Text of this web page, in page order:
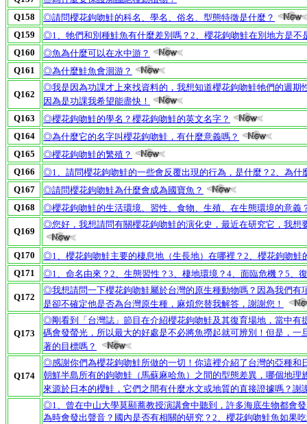
Q158
◎請問櫻花鉤吻鮭的科名、學名、俗名、型態特徵是什麼？
Q159
◎1、牠們和別種鮭魚有什麼差別嗎？2、櫻花鉤吻鮭在別地方是不
Q160
◎魚為什麼可以在水中游？
Q161
◎為什麼鮭魚會洄游？
Q162
◎我是因為功課才上來找資料的，我想知道櫻花鉤吻鮭牠們的週期
因為是功課我希望能盡快！
Q163
◎櫻花鉤吻鮭的學名？櫻花鉤吻鮭的英文名字？
Q164
◎為什麼它的名字叫櫻花鉤吻鮭，有什麼意義嗎？
Q165
◎櫻花鉤吻鮭的繁殖？
Q166
◎1、請問櫻花鉤吻鮭的一些會反覆出現的行為，是什麼？2、為什
Q167
◎請問櫻花鉤吻鮭為什麼會成為國寶魚？
Q168
◎櫻花鉤吻鮭的生活環境、習性、食物、生殖、在生態環境的意義
Q169
◎您好，我想請問有關櫻花鉤吻鮭的演化史，最近在研究它，我
Q170
◎1、櫻花鉤吻鮭主要的棲息地（生長地）在哪裡？2、櫻花鉤吻鮭
Q171
◎1、命名由來？2、生態習性？3、棲地環境？4、面臨危機？5、
Q172
◎我想請問一下櫻花鉤吻鮭屬於台灣的原生種動物嗎？因為我們
是卻不確定他是否為台灣原生種，麻煩您替我解答，謝謝您！
Q173
◎剛看到「台灣誌」節目在介紹櫻花鉤吻鮭及其復育場地，當中
碼會發螢光，所以最大的好處是不必將魚撈起就可辨別！但是，
著的目標嗎？
Q174
◎感謝你們為櫻花鉤吻鮭所做的一切！你這裡介紹了台灣的亞種
朝鮮半島所有的鉤吻鮭（馬蘇麻哈魚）之間的型態差異，哪個地
來源於日本的櫻鮭，它們之間有什麼水文或地質的直接證據嗎？謝
◎1、曾在中山大學莫顯蕎教授演講會中聽到，許多海底生物都會
為時會發出聲音？國內是否有相關的研究？2、櫻花鉤吻鮭魚如果